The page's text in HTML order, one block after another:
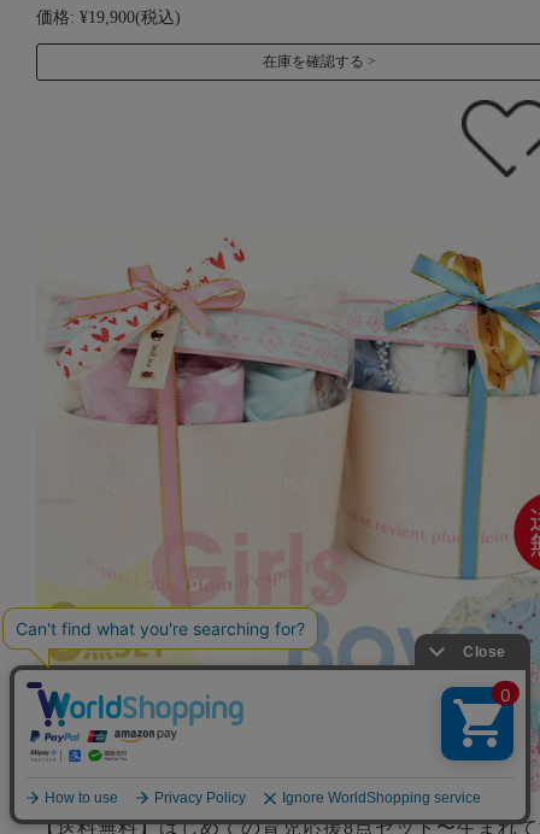
価格: ¥19,900(税込)
在庫を確認する
【送料無料】はじめての育児応援8点セット〜生まれ